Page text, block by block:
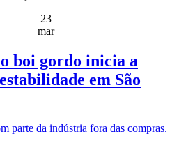
23
mar
boi gordo inicia a
em São
parte da indústria fora das compras.